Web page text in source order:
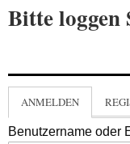
Bitte loggen
ANMELDEN
Benutzername oder